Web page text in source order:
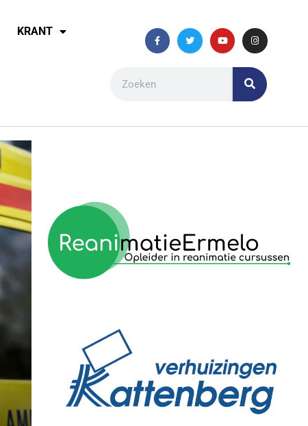
KRANT
NIEUWS NIEUWS ERMELO
Brand gemeld bij
Ermelo
reanimatie ermelo